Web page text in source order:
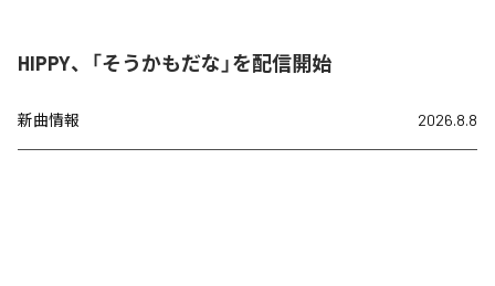
HIPPY、「そうかもだな」を配信開始
新曲情報 2026.8.8